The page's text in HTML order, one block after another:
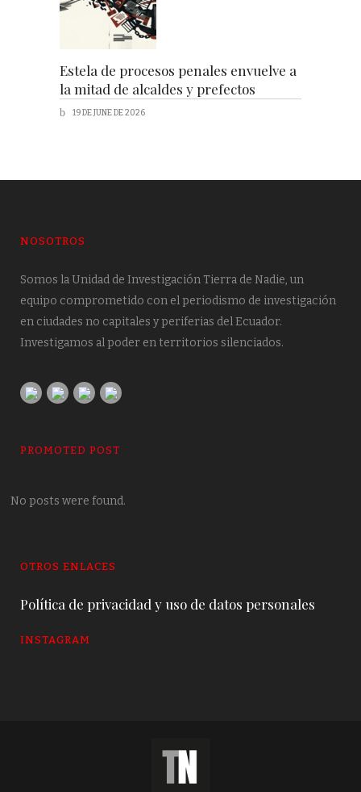
Estela de procesos penales envuelve a
la mitad de alcaldes y prefectos
19 DE JUNE DE 2026
NOSOTROS
Somos la Unidad de Investigación Tierra de Nadie, un
equipo comprometido con el periodismo de investigación
en ciudades no capitales y periferias del Ecuador.
Investigamos al poder en territorios silenciados.
PROMOTED POST
No posts were found.
OTROS ENLACES
Política de privacidad y uso de datos personales
INSTAGRAM